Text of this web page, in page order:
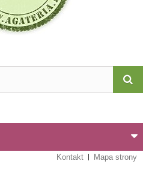
Kontakt Mapa strony